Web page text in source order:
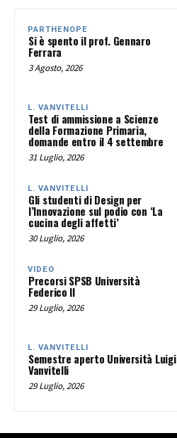
PARTHENOPE
Si è spento il prof. Gennaro
Ferrara
3 Agosto, 2026
L. VANVITELLI
Test di ammissione a Scienze
della Formazione Primaria,
domande entro il 4 settembre
31 Luglio, 2026
L. VANVITELLI
Gli studenti di Design per
l’Innovazione sul podio con ‘La
cucina degli affetti’
30 Luglio, 2026
VIDEO
Precorsi SPSB Università
Federico II
29 Luglio, 2026
L. VANVITELLI
Semestre aperto Università Luigi
Vanvitelli
29 Luglio, 2026